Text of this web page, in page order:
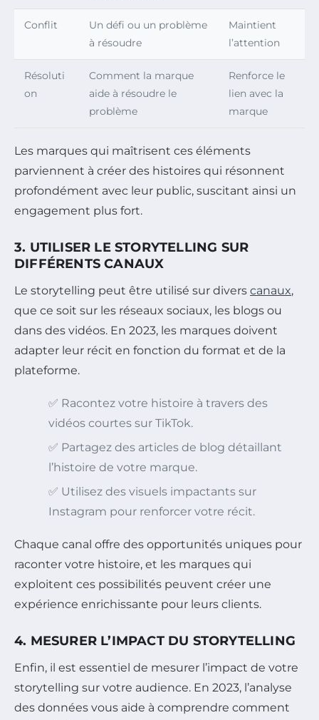
Conflit
Un défi ou un problème
à résoudre
Maintient
l’attention
Résoluti
on
Comment la marque
aide à résoudre le
problème
Renforce le
lien avec la
marque
Les marques qui maîtrisent ces éléments
parviennent à créer des histoires qui résonnent
profondément avec leur public, suscitant ainsi un
engagement plus fort.
3. UTILISER LE STORYTELLING SUR
DIFFÉRENTS CANAUX
Le storytelling peut être utilisé sur divers canaux,
que ce soit sur les réseaux sociaux, les blogs ou
dans des vidéos. En 2023, les marques doivent
adapter leur récit en fonction du format et de la
plateforme.
✅ Racontez votre histoire à travers des
vidéos courtes sur TikTok.
✅ Partagez des articles de blog détaillant
l’histoire de votre marque.
✅ Utilisez des visuels impactants sur
Instagram pour renforcer votre récit.
Chaque canal offre des opportunités uniques pour
raconter votre histoire, et les marques qui
exploitent ces possibilités peuvent créer une
expérience enrichissante pour leurs clients.
4. MESURER L’IMPACT DU STORYTELLING
Enfin, il est essentiel de mesurer l’impact de votre
storytelling sur votre audience. En 2023, l’analyse
des données vous aide à comprendre comment